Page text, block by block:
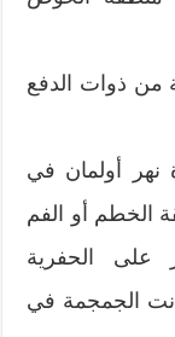
من ذوات الدفع
عام 2005 بمحاذاة نهر أولمان في
الخطم أو الفم
على الحفرية
الجمجمة في